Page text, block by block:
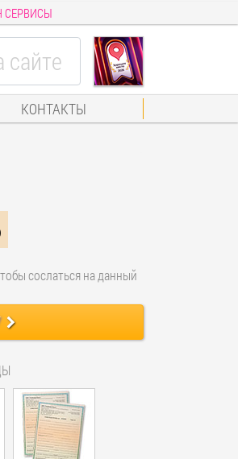
СЕРВИСЫ
КОНТАКТЫ
сослаться на данный